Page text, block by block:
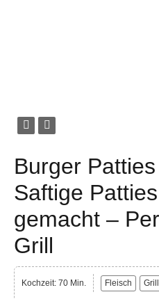
Burger
Saftige
gemacht –
Grill
Kochzeit: 70 Min. Fleisch